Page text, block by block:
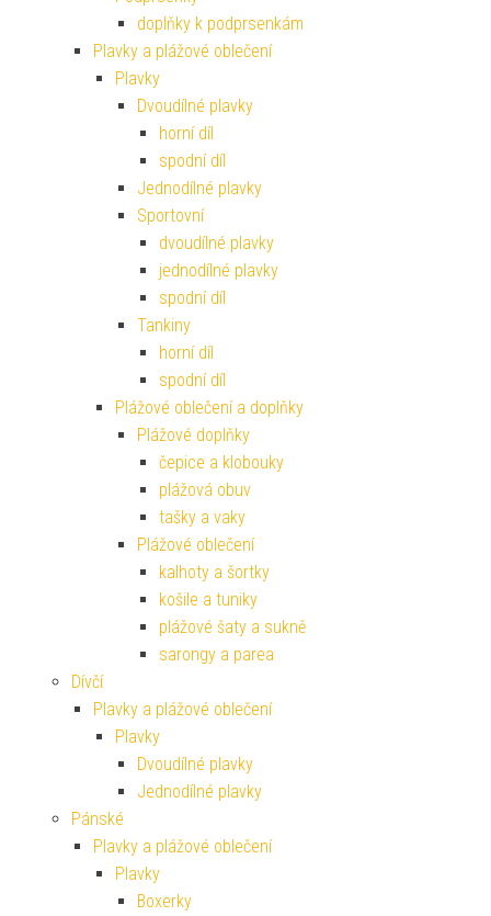
doplňky k podprsenkám
Plavky a plážové oblečení
Plavky
Dvoudílné plavky
horní díl
spodní díl
Jednodílné plavky
Sportovní
dvoudílné plavky
jednodílné plavky
spodní díl
Tankiny
horní díl
spodní díl
Plážové oblečení a doplňky
Plážové doplňky
čepice a klobouky
plážová obuv
tašky a vaky
Plážové oblečení
kalhoty a šortky
košile a tuniky
plážové šaty a sukně
sarongy a parea
Dívčí
Plavky a plážové oblečení
Plavky
Dvoudílné plavky
Jednodílné plavky
Pánské
Plavky a plážové oblečení
Plavky
Boxerky